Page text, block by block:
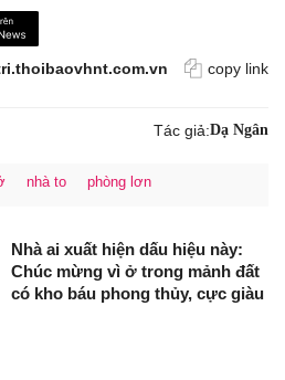
copy link
Tác giả:Dạ Ngân
nhà to phòng lơn
Nhà ai xuất hiện dấu hiệu này:
Chúc mừng vì ở trong mảnh đất
có kho báu phong thủy, cực giàu